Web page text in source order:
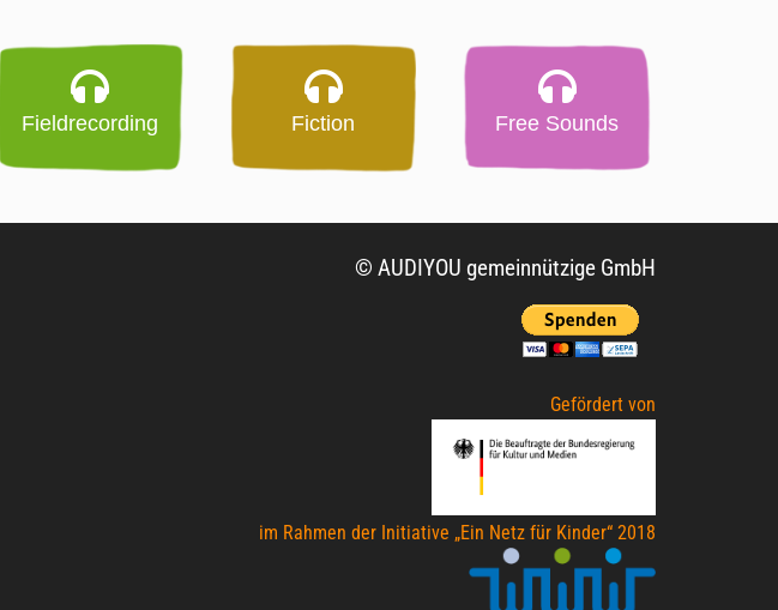
Fieldrecording Fiction Free Sounds
© AUDIYOU gemeinnützige GmbH
Gefördert von
im Rahmen der Initiative „Ein Netz für Kinder“ 2018